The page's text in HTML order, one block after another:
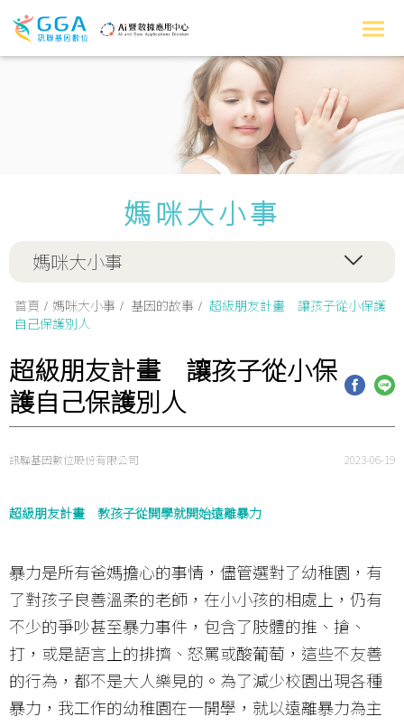
媽咪大小事
媽咪大小事
首頁 媽咪大小事 基因的故事
超級朋友計畫 讓孩子從小保護
自己保護別人
超級朋友計畫 讓孩子從小保
護自己保護別人
訊聯基因數位股份有限公司 2023-06-19
超級朋友計畫 ​教孩子​​​​​​從開學就開始遠離暴力
暴力是所有爸媽擔心的事情，儘管選對了幼稚園，有
了對孩子良善溫柔的老師，在小小孩的相處上，仍有
不少的爭吵甚至暴力事件，包含了肢體的推、搶、
打，或是語言上的排擠、怒罵或酸葡萄，這些不友善
的行為，都不是大人樂見的。為了減少校園出現各種
暴力，我工作的幼稚園在一開學，就以遠離暴力為主